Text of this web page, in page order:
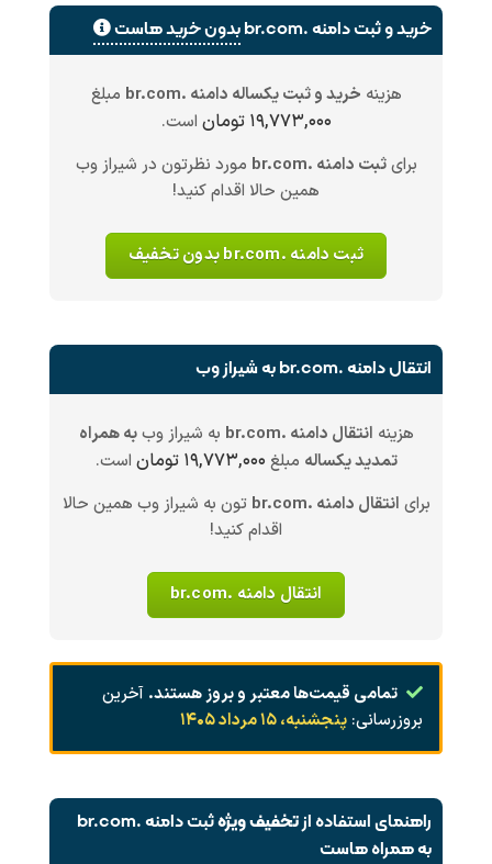
خرید و ثبت دامنه .br.com بدون خرید هاست
هزینه خرید و ثبت یکساله دامنه .br.com مبلغ
۱۹,۷۷۳,۰۰۰ تومان
است.
برایثبت دامنه .br.com
مورد نظرتون در شیراز وب
همین حالا اقدام کنید!
ثبت دامنه .br.com بدون تخفیف
انتقال دامنه .br.com به شیراز وب
هزینه انتقال دامنه .br.com به شیراز وببه همراه
تمدید یکساله مبلغ ۱۹,۷۷۳,۰۰۰ تومان
است.
برای انتقال دامنه .br.com
تون به شیراز وب همین حالا
اقدام کنید!
انتقال دامنه .br.com
تمامی قیمت‌ها معتبر و بروز هستند. آخرین
بروزرسانی: پنجشنبه، ۱۵ مرداد ۱۴۰۵
راهنمای استفاده ازتخفیف ویژه
ثبت دامنه .br.com
به همراه هاست